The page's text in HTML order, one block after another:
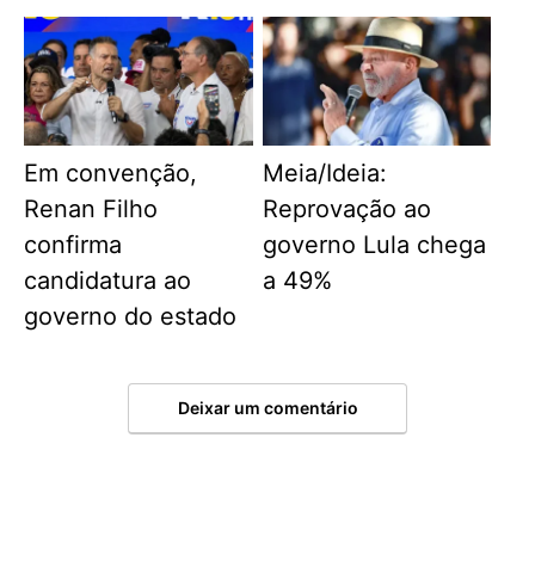
Em convenção,
Renan Filho
confirma
candidatura ao
governo do estado
Meia/Ideia:
Reprovação ao
governo Lula chega
a 49%
Deixar um comentário